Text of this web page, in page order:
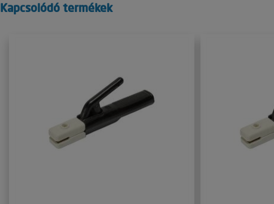
Kapcsolódó termékek